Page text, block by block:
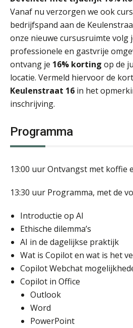
Vanaf nu verzorgen we ook
bedrijfspand aan de
onze nieuwe cursusruimte volg
professionele en gastvrije
ontvang je 16% korting op de
locatie. Vermeld hiervoor de
Keulenstraat 16 in het
inschrijving.
Programma
13:00 uur Ontvangst met koffie
13:30 uur Programma, met de
Introductie op AI
Ethische dilemma’s
AI in de dagelijkse praktijk
Wat is Copilot en wat is het
Copilot Webchat
Copilot in Office
Outlook
Word
PowerPoint